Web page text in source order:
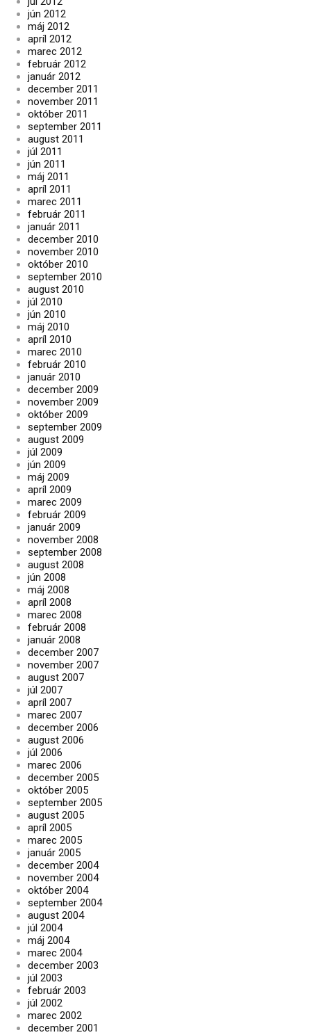
jún 2012
máj 2012
apríl 2012
marec 2012
február 2012
január 2012
december 2011
november 2011
október 2011
september 2011
august 2011
júl 2011
jún 2011
máj 2011
apríl 2011
marec 2011
február 2011
január 2011
december 2010
november 2010
október 2010
september 2010
august 2010
júl 2010
jún 2010
máj 2010
apríl 2010
marec 2010
február 2010
január 2010
december 2009
november 2009
október 2009
september 2009
august 2009
júl 2009
jún 2009
máj 2009
apríl 2009
marec 2009
február 2009
január 2009
november 2008
september 2008
august 2008
jún 2008
máj 2008
apríl 2008
marec 2008
február 2008
január 2008
december 2007
november 2007
august 2007
júl 2007
apríl 2007
marec 2007
december 2006
august 2006
júl 2006
marec 2006
december 2005
október 2005
september 2005
august 2005
apríl 2005
marec 2005
január 2005
december 2004
november 2004
október 2004
september 2004
august 2004
júl 2004
máj 2004
marec 2004
december 2003
júl 2003
február 2003
júl 2002
marec 2002
december 2001